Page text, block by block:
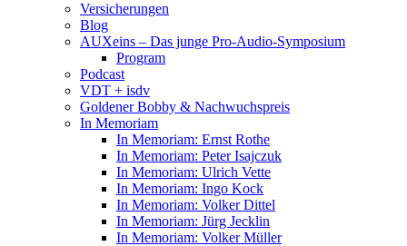
Versicherungen
Blog
AUXeins – Das junge Pro-Audio-Symposium
Program
Podcast
VDT + isdv
Goldener Bobby & Nachwuchspreis
In Memoriam
In Memoriam: Ernst Rothe
In Memoriam: Peter Isajczuk
In Memoriam: Ulrich Vette
In Memoriam: Ingo Kock
In Memoriam: Volker Dittel
In Memoriam: Jürg Jecklin
In Memoriam: Volker Müller